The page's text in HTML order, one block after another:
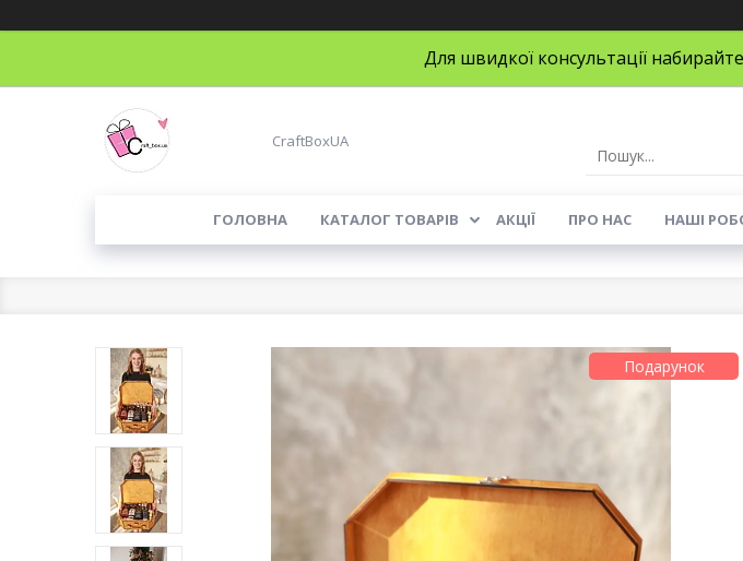
Для швидкої консультації
CraftBoxUA
ГОЛОВНА КАТАЛОГ ТОВАРІВ АКЦІЇ ПРО НАС НАШІ
Подарунок